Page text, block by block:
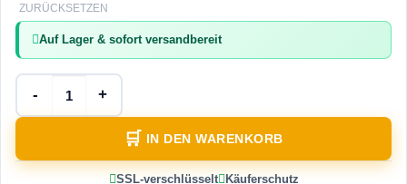
ZURÜCKSETZEN
Auf Lager & sofort versandbereit
IN DEN WARENKORB
SSL-verschlüsselt Käuferschutz